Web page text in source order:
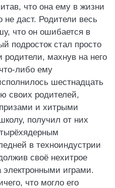
что она ему в жизни
не даст. Родители весь
что он ошибается в
подросток стал просто
родители, махнув на него
либо ему
шестнадцать
своих родителей,
и хитрыми
получил от них
в техноиндустрии
своё нехитрое
играми.
что могло его